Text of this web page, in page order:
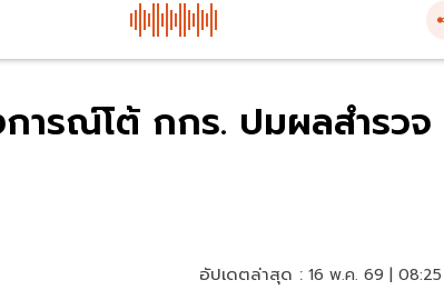
การณ์โต้ กกร. ปมผลสำรวจ
อัปเดตล่าสุด : 16 พ.ค. 69 |